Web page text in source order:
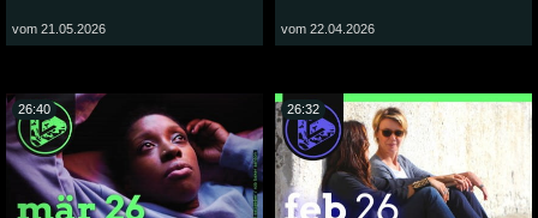
vom 21.05.2026 vom 22.04.2026
26:40 26:32